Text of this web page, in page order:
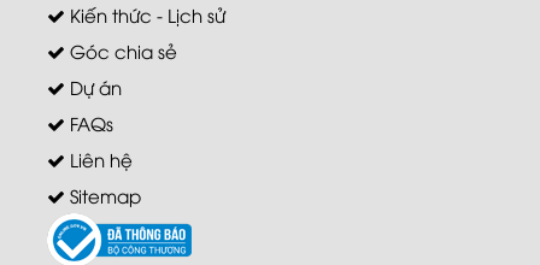
Kiến thức - Lịch sử
Góc chia sẻ
Dự án
FAQs
Liên hệ
Sitemap